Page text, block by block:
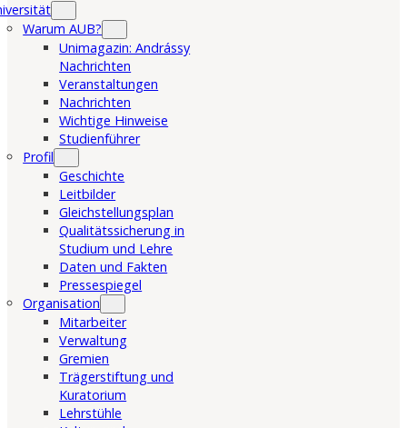
Warum AUB?
Unimagazin: Andrássy
Nachrichten
Veranstaltungen
Nachrichten
Wichtige Hinweise
Studienführer
Profil
Geschichte
Leitbilder
Gleichstellungsplan
Qualitätssicherung in
Studium und Lehre
Daten und Fakten
Pressespiegel
Organisation
Mitarbeiter
Verwaltung
Gremien
Trägerstiftung und
Kuratorium
Lehrstühle